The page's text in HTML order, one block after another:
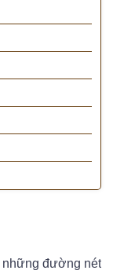
những đường nét